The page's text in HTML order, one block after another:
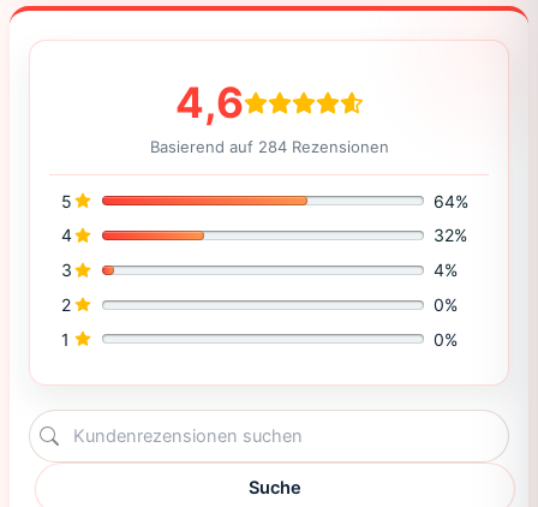
4,6
Basierend auf 284 Rezensionen
5
64%
4
32%
3
4%
2
0%
1
0%
Suche